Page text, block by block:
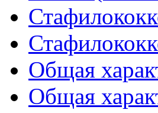
Общая
Общая